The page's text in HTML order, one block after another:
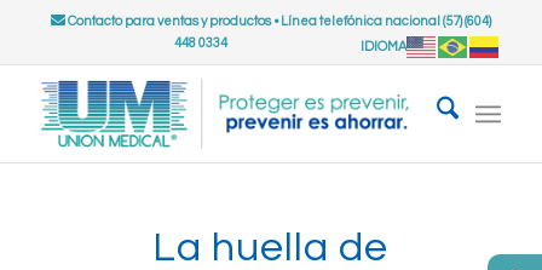
Contacto para ventas y productos• Línea telefónica nacional (57) (604)
448 0334
IDIOMA
La huella de